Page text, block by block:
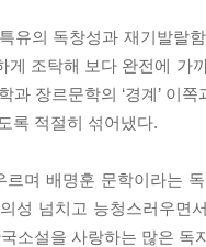
유의 독창성과 재기발랄
게 조탁해 보다 완전에 가
과 장르문학의 ‘경계’ 이
록 적절히 섞어냈다.
르며 배명훈 문학이라는
성 넘치고 능청스러우면
소설을 사랑하는 많은